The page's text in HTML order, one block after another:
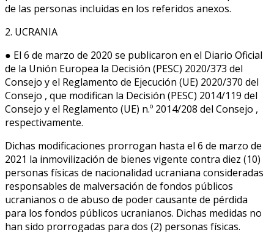
de las personas incluidas en los referidos anexos.
2. UCRANIA
● El 6 de marzo de 2020 se publicaron en el Diario Oficial
de la Unión Europea la Decisión (PESC) 2020/373 del
Consejo y el Reglamento de Ejecución (UE) 2020/370 del
Consejo , que modifican la Decisión (PESC) 2014/119 del
Consejo y el Reglamento (UE) n.º 2014/208 del Consejo ,
respectivamente.
Dichas modificaciones prorrogan hasta el 6 de marzo de
2021 la inmovilización de bienes vigente contra diez (10)
personas físicas de nacionalidad ucraniana consideradas
responsables de malversación de fondos públicos
ucranianos o de abuso de poder causante de pérdida
para los fondos públicos ucranianos. Dichas medidas no
han sido prorrogadas para dos (2) personas físicas.